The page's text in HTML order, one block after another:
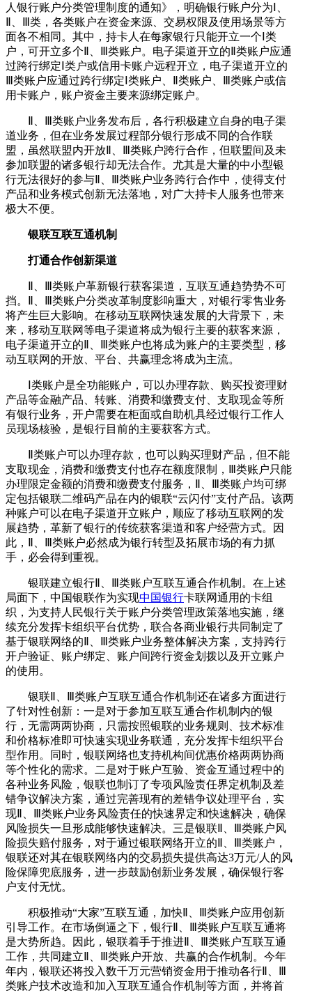
人银行账户分类管理制度的通知》，明确银行账户分为Ⅰ、
Ⅱ、Ⅲ类，各类账户在资金来源、交易权限及使用场景等方
面各不相同。其中，持卡人在每家银行只能开立一个Ⅰ类
户，可开立多个Ⅱ、Ⅲ类账户。电子渠道开立的Ⅱ类账户应通
过跨行绑定Ⅰ类户或信用卡账户远程开立，电子渠道开立的
Ⅲ类账户应通过跨行绑定Ⅰ类账户、Ⅱ类账户、Ⅲ类账户或信
用卡账户，账户资金主要来源绑定账户。
Ⅱ、Ⅲ类账户业务发布后，各行积极建立自身的电子渠
道业务，但在业务发展过程部分银行形成不同的合作联
盟，虽然联盟内开放Ⅱ、Ⅲ类账户跨行合作，但联盟间及未
参加联盟的诸多银行却无法合作。尤其是大量的中小型银
行无法很好的参与Ⅱ、Ⅲ类账户业务跨行合作中，使得支付
产品和业务模式创新无法落地，对广大持卡人服务也带来
极大不便。
银联互联互通机制
打通合作创新渠道
Ⅱ、Ⅲ类账户革新银行获客渠道，互联互通趋势势不可
挡。Ⅱ、Ⅲ类账户分类改革制度影响重大，对银行零售业务
将产生巨大影响。在移动互联网快速发展的大背景下，未
来，移动互联网等电子渠道将成为银行主要的获客来源，
电子渠道开立的Ⅱ、Ⅲ类账户也将成为账户的主要类型，移
动互联网的开放、平台、共赢理念将成为主流。
Ⅰ类账户是全功能账户，可以办理存款、购买投资理财
产品等金融产品、转账、消费和缴费支付、支取现金等所
有银行业务，开户需要在柜面或自助机具经过银行工作人
员现场核验，是银行目前的主要获客方式。
Ⅱ类账户可以办理存款，也可以购买理财产品，但不能
支取现金，消费和缴费支付也存在额度限制，Ⅲ类账户只能
办理限定金额的消费和缴费支付服务，Ⅱ、Ⅲ类账户均可绑
定包括银联二维码产品在内的银联“云闪付”支付产品。该两
种账户可以在电子渠道开立账户，顺应了移动互联网的发
展趋势，革新了银行的传统获客渠道和客户经营方式。因
此，Ⅱ、Ⅲ类账户必然成为银行转型及拓展市场的有力抓
手，必会得到重视。
银联建立银行Ⅱ、Ⅲ类账户互联互通合作机制。在上述
局面下，中国银联作为实现中国银行卡联网通用的卡组
织，为支持人民银行关于账户分类管理政策落地实施，继
续充分发挥卡组织平台优势，联合各商业银行共同制定了
基于银联网络的Ⅱ、Ⅲ类账户业务整体解决方案，支持跨行
开户验证、账户绑定、账户间跨行资金划拨以及开立账户
的使用。
银联Ⅱ、Ⅲ类账户互联互通合作机制还在诸多方面进行
了针对性创新：一是对于参加互联互通合作机制内的银
行，无需两两协商，只需按照银联的业务规则、技术标准
和价格标准即可快速实现业务联通，充分发挥卡组织平台
型作用。同时，银联网络也支持机构间优惠价格两两协商
等个性化的需求。二是对于账户互验、资金互通过程中的
各种业务风险，银联也制订了专项风险责任界定机制及差
错争议解决方案，通过完善现有的差错争议处理平台，实
现Ⅱ、Ⅲ类账户业务风险责任的快速界定和快速解决，确保
风险损失一旦形成能够快速解决。三是银联Ⅱ、Ⅲ类账户风
险损失赔付服务，对于通过银联网络开立的Ⅱ、Ⅲ类账户，
银联还对其在银联网络内的交易损失提供高达3万元/人的风
险保障兜底服务，进一步鼓励创新业务发展，确保银行客
户支付无忧。
积极推动“大家”互联互通，加快Ⅱ、Ⅲ类账户应用创新
引导工作。在市场倒逼之下，银行Ⅱ、Ⅲ类账户互联互通将
是大势所趋。因此，银联着手于推进Ⅱ、Ⅲ类账户互联互通
工作，共同建立Ⅱ、Ⅲ类账户开放、共赢的合作机制。今年
年内，银联还将投入数千万元营销资金用于推动各行Ⅱ、Ⅲ
类账户技术改造和加入互联互通合作机制等方面，并将首